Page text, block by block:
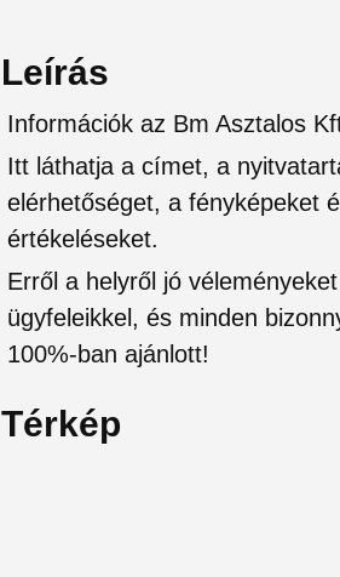
Leírás
Információk az Bm Asztalos
Itt láthatja a címet, a
elérhetőséget, a fényképeket
értékeléseket.
Erről a helyről jó
ügyfeleikkel, és minden
100%-ban ajánlott!
Térkép